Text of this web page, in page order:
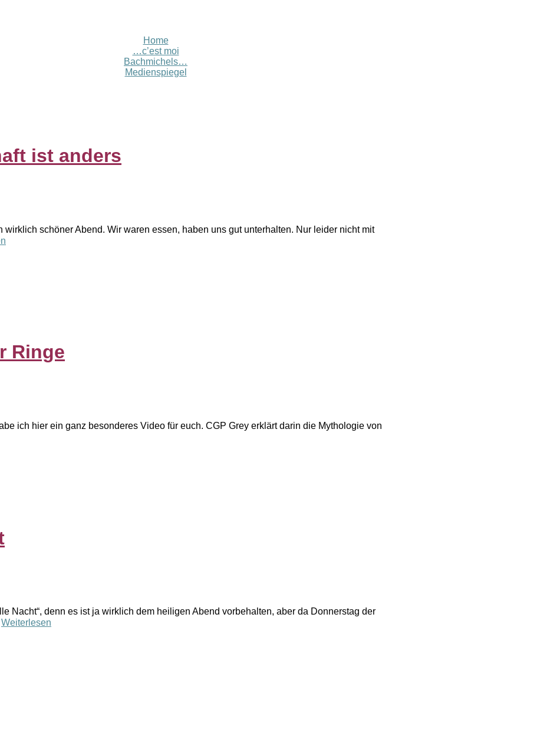
Home
…c’est moi
Bachmichels…
Medienspiegel
ist anders
schöner Abend. Wir waren essen, haben uns gut unterhalten. Nur leider nicht mit
Ringe
ich hier ein ganz besonderes Video für euch. CGP Grey erklärt darin die Mythologie von
Nacht“, denn es ist ja wirklich dem heiligen Abend vorbehalten, aber da Donnerstag der
Weiterlesen